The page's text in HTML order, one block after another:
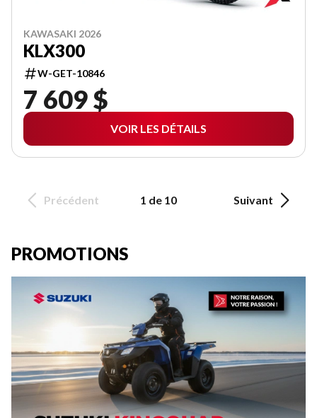
KAWASAKI 2026
KLX300
W-GET-10846
7 609 $
VOIR LES DÉTAILS
Précédent 1 de 10 Suivant
PROMOTIONS